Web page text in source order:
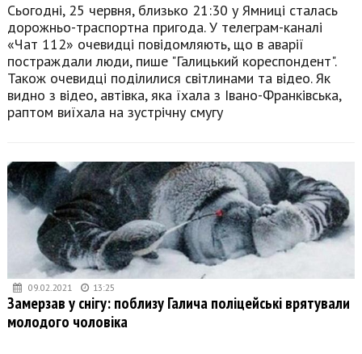
Сьогодні, 25 червня, близько 21:30 у Ямниці сталась
дорожньо-траспортна пригода. У телеграм-каналі
«Чат 112» очевидці повідомляють, що в аварії
постраждали люди, пише "Галицький кореспондент".
Також очевидці поділилися світлинами та відео. Як
видно з відео, автівка, яка їхала з Івано-Франківська,
раптом виїхала на зустрічну смугу
09.02.2021 13:25
Замерзав у снігу: поблизу Галича поліцейські врятували
молодого чоловіка